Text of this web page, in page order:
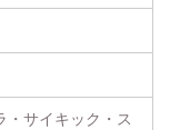
・サイキック・ス